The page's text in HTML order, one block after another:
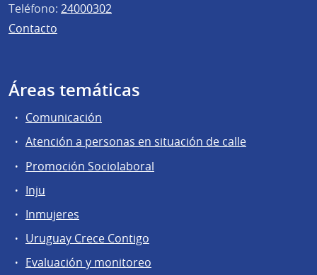
Teléfono: 24000302
Contacto
Áreas temáticas
Comunicación
Atención a personas en situación de calle
Promoción Sociolaboral
Inju
Inmujeres
Uruguay Crece Contigo
Evaluación y monitoreo